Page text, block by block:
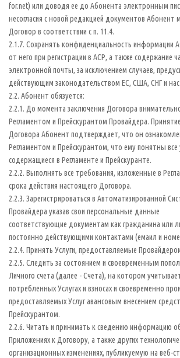
for.net) или доводя ее до Абонента электронным
несогласия с новой редакцией документов Абонент
Договор в соответствии с п. 11.4.
2.1.7. Сохранять конфиденциальность информации
от него при регистрации в АСР, а также содержание
электронной почты, за исключением случаев,
действующим законодательством ЕС, США, СНГ и
2.2. Абонент обязуется:
2.2.1. До момента заключения Договора
Регламентом и Прейскурантом Провайдера.
Договора Абонент подтверждает, что он
Регламентом и Прейскурантом, что ему понятны все
содержащиеся в Регламенте и Прейскуранте.
2.2.2. Выполнять все требования, изложенные в
срока действия настоящего Договора.
2.2.3. Зарегистрироваться в Автоматизированной
Провайдера указав свои персональные данные
соответствующие документам как гражданина или
постоянно действующими контактами (емаил и
2.2.4. Принять Услуги, предоставляемые
2.2.5. Следить за состоянием и своевременным
Личного счета (далее - Счета), на котором
потребленных Услугах и взносах и своевременно
предоставляемых Услуг авансовым внесением
Прейскурантом.
2.2.6. Читать и принимать к сведению информацию
Приложениях к Договору, а также других
организационных изменениях, публикуемую на веб-